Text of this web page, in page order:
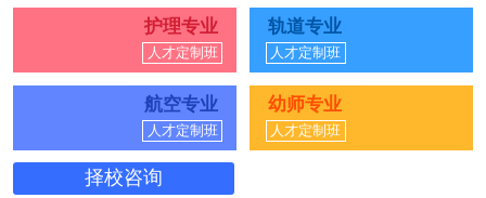
护理专业
人才定制班
轨道专业
人才定制班
航空专业
人才定制班
幼师专业
人才定制班
择校咨询